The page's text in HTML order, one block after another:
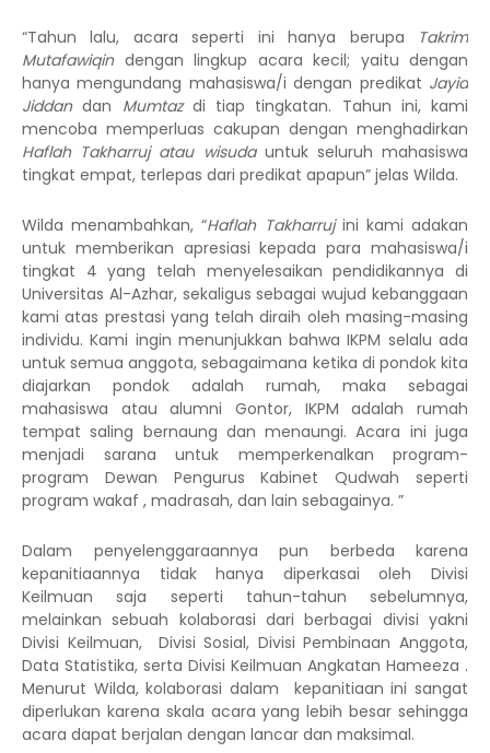
“Tahun lalu, acara seperti ini hanya berupa
Takrim
Mutafawiqindengan lingkup acara kecil; yaitu dengan
hanya mengundang mahasiswa/i dengan predikat Jayid
Jiddandan Mumtazdi tiap tingkatan. Tahun ini, kami
mencoba memperluas cakupan dengan menghadirkan
Haflah Takharruj atau wisudauntuk seluruh mahasiswa
tingkat empat, terlepas dari predikat apapun” jelas Wilda.
Wilda menambahkan, “Haflah Takharruj ini kami adakan
untuk memberikan apresiasi kepada para mahasiswa/i
tingkat 4 yang telah menyelesaikan pendidikannya di
Universitas Al-Azhar, sekaligus sebagai wujud kebanggaan
kami atas prestasi yang telah diraih oleh masing-masing
individu. Kami ingin menunjukkan bahwa IKPM selalu ada
untuk semua anggota, sebagaimana ketika di pondok kita
diajarkan pondok adalah rumah, maka sebagai
mahasiswa atau alumni Gontor, IKPM adalah rumah
tempat saling bernaung dan menaungi. Acara ini juga
menjadi sarana untuk memperkenalkan program-
program Dewan Pengurus Kabinet Qudwah seperti
program wakaf , madrasah, dan lain sebagainya. ”
Dalam penyelenggaraannya pun berbeda karena
kepanitiaannya tidak hanya diperkasai oleh Divisi
Keilmuan saja seperti tahun-tahun sebelumnya,
melainkan sebuah kolaborasi dari berbagai divisi yakni
Divisi Keilmuan,
Divisi Sosial, Divisi Pembinaan Anggota,
Data Statistika, serta Divisi Keilmuan Angkatan Hameeza .
Menurut Wilda,kolaborasi dalam kepanitiaan ini sangat
diperlukan karena skala acara yang lebih besar sehingga
acara dapat berjalan dengan lancar dan maksimal.